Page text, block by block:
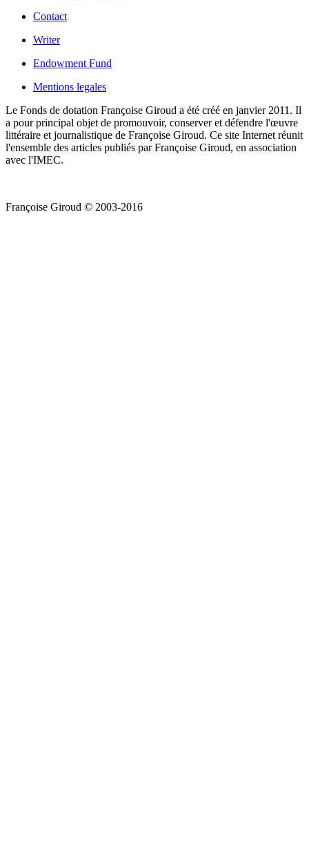
Contact
Writer
Endowment Fund
Mentions legales
Le Fonds de dotation Françoise Giroud a été créé en janvier 2011. Il
a pour principal objet de promouvoir, conserver et défendre l'œuvre
littéraire et journalistique de Françoise Giroud. Ce site Internet réunit
l'ensemble des articles publiés par Françoise Giroud, en association
avec l'IMEC.
Françoise Giroud © 2003-2016